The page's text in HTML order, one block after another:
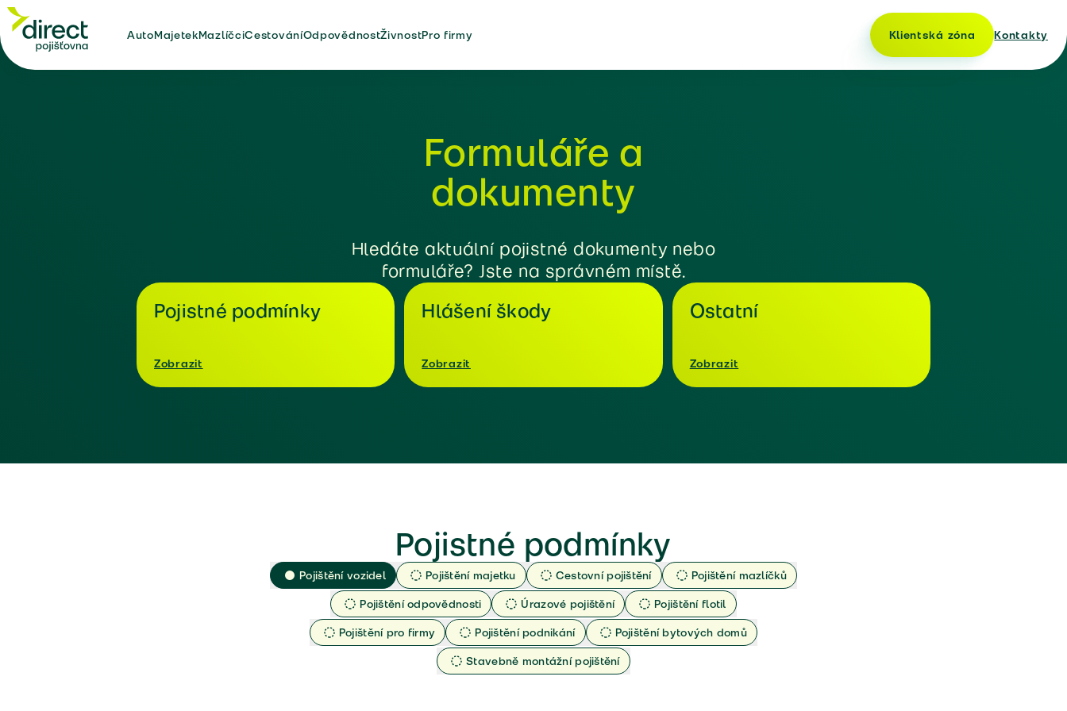
AutoMajetekMazlíčciCestováníOdpovědnostŽivnostPro firmy Klientská zóna Kontakty
Formuláře a
dokumenty
Hledáte aktuální pojistné dokumenty nebo
formuláře? Jste na správném místě.
Pojistné podmínky
Zobrazit
Hlášení škody
Zobrazit
Ostatní
Zobrazit
Pojistné podmínky
Pojištění vozidel Pojištění majetku Cestovní pojištění
Pojištění mazlíčků
Pojištění odpovědnosti
Úrazové pojištění
Pojištění flotil
Pojištění pro firmy
Pojištění podnikání
Pojištění bytových domů
Stavebně montážní pojištění